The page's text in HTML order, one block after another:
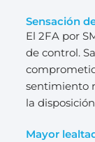
Sensación
El 2FA por
de control.
sentimiento
la
Mayor